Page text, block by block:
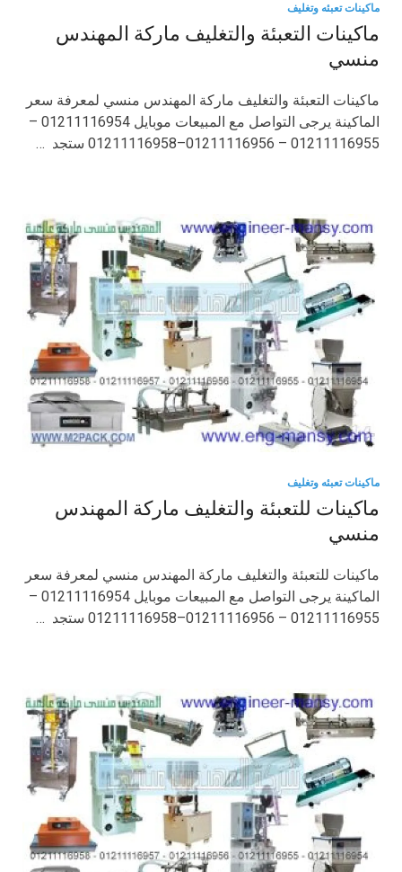
ماكينات تعبئه وتغليف
ماكينات التعبئة والتغليف ماركة المهندس
منسي
ماكينات التعبئة والتغليف ماركة المهندس منسي لمعرفة سعر
الماكينة يرجى التواصل مع المبيعات موبايل 01211116954 –
01211116955 – 01211116956–01211116958 ستجد …
ماكينات تعبئه وتغليف
ماكينات للتعبئة والتغليف ماركة المهندس
منسي
ماكينات للتعبئة والتغليف ماركة المهندس منسي لمعرفة سعر
الماكينة يرجى التواصل مع المبيعات موبايل 01211116954 –
01211116955 – 01211116956–01211116958 ستجد …